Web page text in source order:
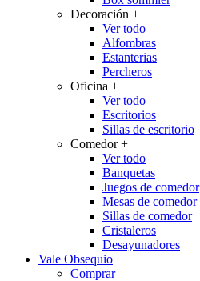
Decoración +
Ver todo
Alfombras
Estanterias
Percheros
Oficina +
Ver todo
Escritorios
Sillas de escritorio
Comedor+
Ver todo
Banquetas
Juegos de comedor
Mesas de comedor
Sillas de comedor
Cristaleros
Desayunadores
Vale Obsequio
Comprar